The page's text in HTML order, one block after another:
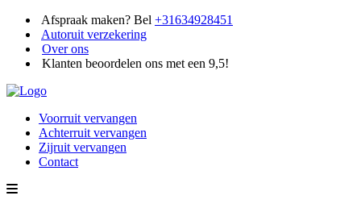
Afspraak maken? Bel +31634928451
Autoruit verzekering
Over ons
Klanten beoordelen ons met een 9,5!
Voorruit vervangen
Achterruit vervangen
Zijruit vervangen
Contact